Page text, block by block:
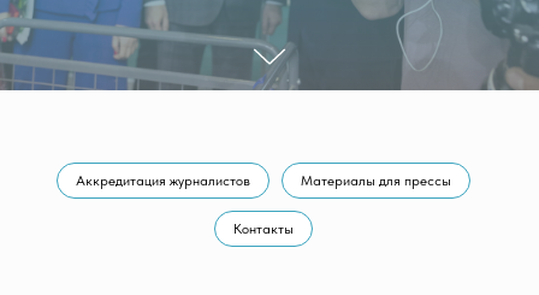
Аккредитация журналистов Материалы для прессы
Контакты